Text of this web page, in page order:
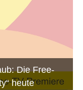
Die Free-
heute